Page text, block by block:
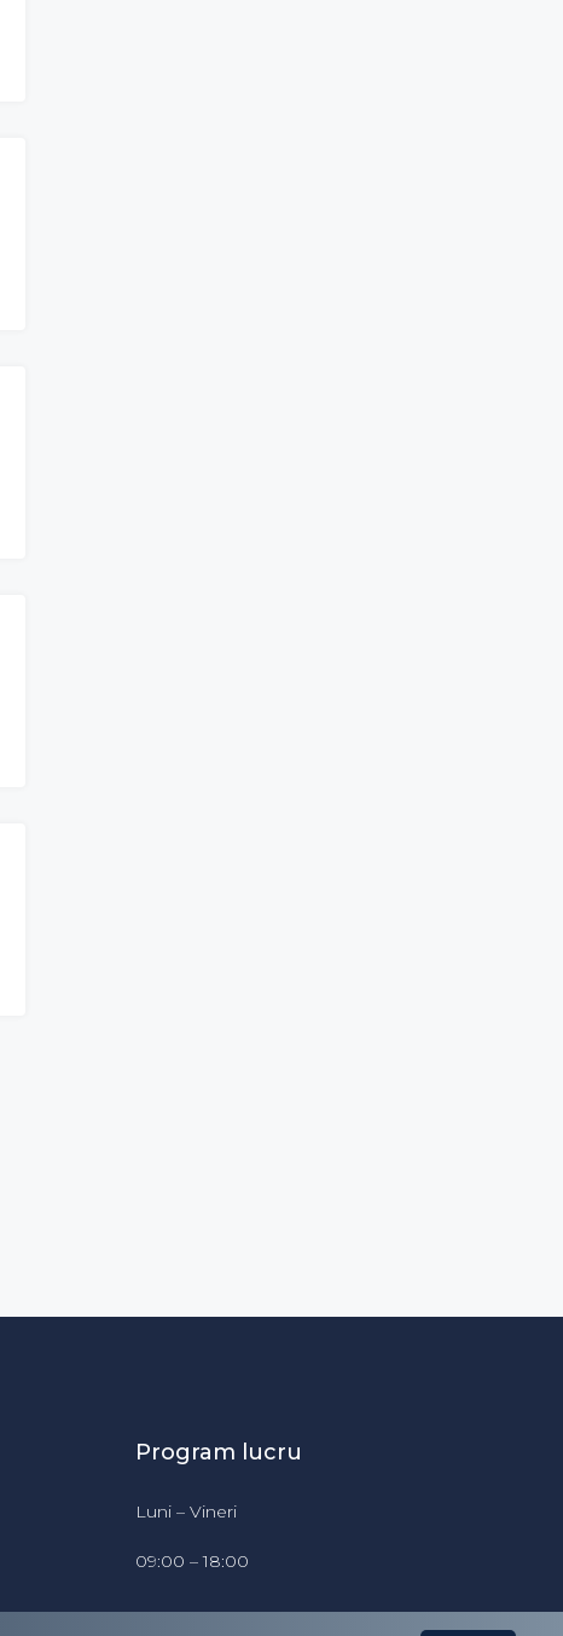
Program lucru
Luni – Vineri
09:00 – 18:00